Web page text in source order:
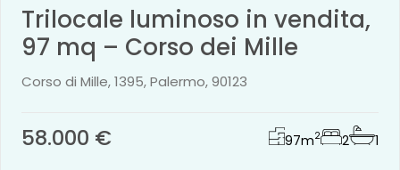
Trilocale luminoso in vendita,
97 mq – Corso dei Mille
Corso di Mille, 1395, Palermo, 90123
58.000 € 97m2 2 1